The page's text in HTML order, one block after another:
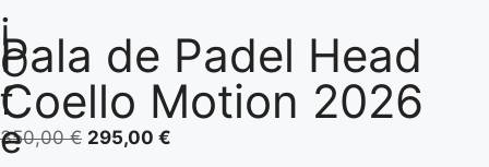
¡
O
f
e
Pala de Padel Head
Coello Motion 2026
350,00€ 295,00 €